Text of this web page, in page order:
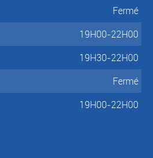
Fermé
19H00-22H00
19H30-22H00
Fermé
19H00-22H00